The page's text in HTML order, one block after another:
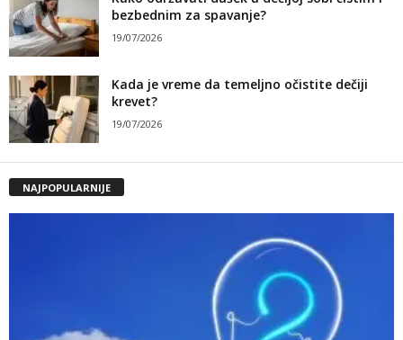
bezbednim za spavanje?
19/07/2026
Kada je vreme da temeljno očistite dečiji
krevet?
19/07/2026
NAJPOPULARNIJE